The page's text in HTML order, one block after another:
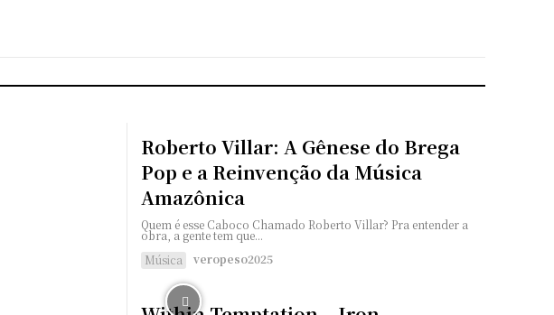
Roberto Villar: A Gênese do Brega
Pop e a Reinvenção da Música
Amazônica
Quem é esse Caboco Chamado Roberto Villar? Pra entender a
obra, a gente tem que...
Música
veropeso2025